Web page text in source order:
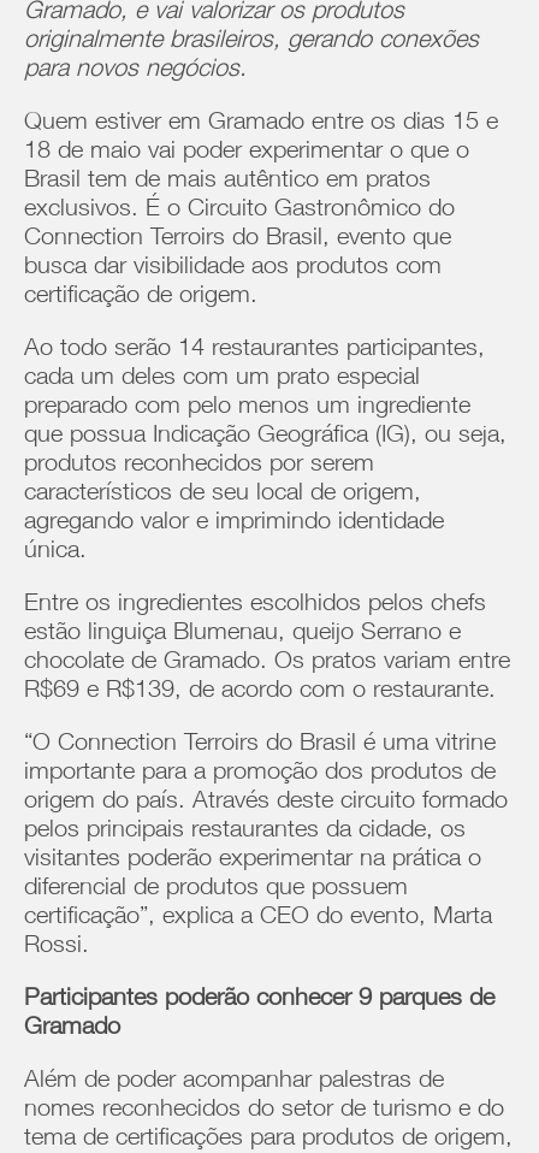
Gramado, e vai valorizar os produtos
originalmente brasileiros, gerando conexões
para novos negócios.
Quem estiver em Gramado entre os dias 15 e
18 de maio vai poder experimentar o que o
Brasil tem de mais autêntico em pratos
exclusivos. É o Circuito Gastronômico do
Connection Terroirs do Brasil, evento que
busca dar visibilidade aos produtos com
certificação de origem.
Ao todo serão 14 restaurantes participantes,
cada um deles com um prato especial
preparado com pelo menos um ingrediente
que possua Indicação Geográfica (IG), ou seja,
produtos reconhecidos por serem
característicos de seu local de origem,
agregando valor e imprimindo identidade
única.
Entre os ingredientes escolhidos pelos chefs
estão linguiça Blumenau, queijo Serrano e
chocolate de Gramado. Os pratos variam entre
R$69 e R$139, de acordo com o restaurante.
“O Connection Terroirs do Brasil é uma vitrine
importante para a promoção dos produtos de
origem do país. Através deste circuito formado
pelos principais restaurantes da cidade, os
visitantes poderão experimentar na prática o
diferencial de produtos que possuem
certificação”, explica a CEO do evento, Marta
Rossi.
Participantes poderão conhecer 9 parques de
Gramado
Além de poder acompanhar palestras de
nomes reconhecidos do setor de turismo e do
tema de certificações para produtos de origem,